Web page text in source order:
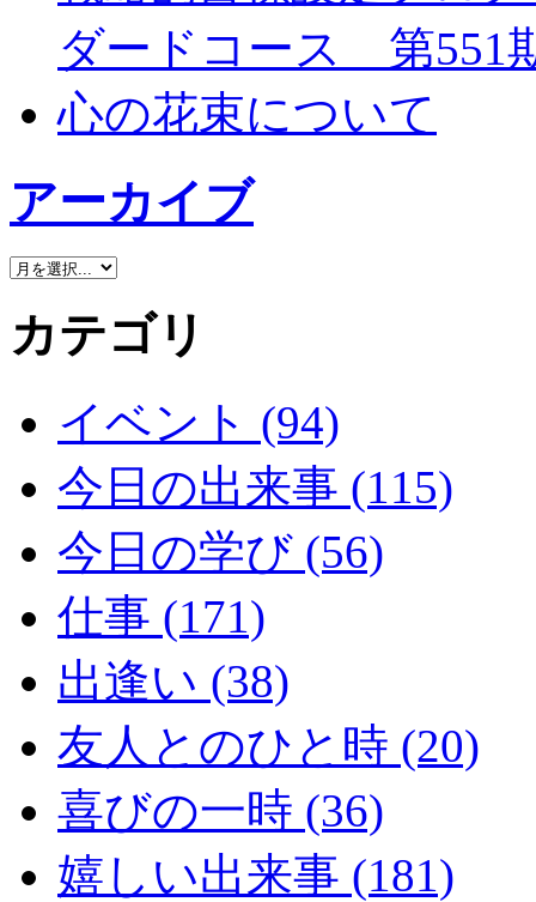
ダードコース 第551
心の花束について
アーカイブ
カテゴリ
イベント (94)
今日の出来事 (115)
今日の学び (56)
仕事 (171)
出逢い (38)
友人とのひと時 (20)
喜びの一時 (36)
嬉しい出来事 (181)